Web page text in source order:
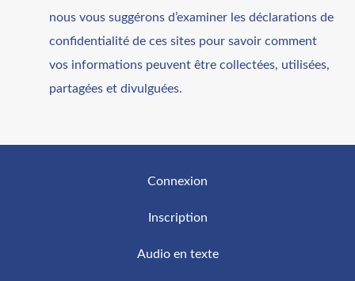
nous vous suggérons d’examiner les déclarations de
confidentialité de ces sites pour savoir comment
vos informations peuvent être collectées, utilisées,
partagées et divulguées.
Connexion
Inscription
Audio en texte